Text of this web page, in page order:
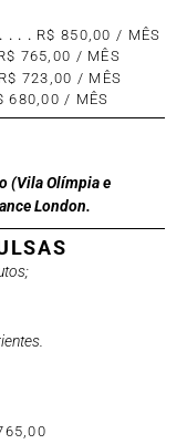
. . . R$ 850,00 / MÊS
765,00 / MÊS
R$ 723,00 / MÊS
680,00 / MÊS
(Vila Olímpia e
London.